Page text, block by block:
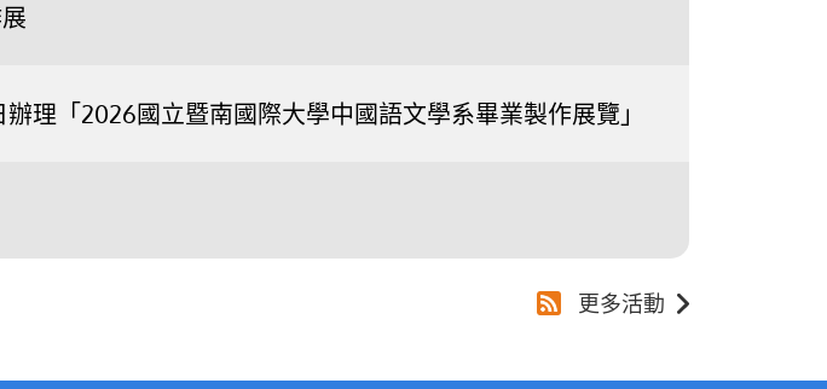
理「2026國立暨南國際大學中國語文學系畢業製作展覽」
更多活動